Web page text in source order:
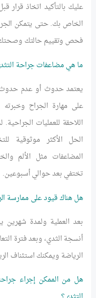
عليك بالتأكيد اتخاذ قرار
الخاص بك. حتى يتمكن
فحص وتقييم حالتك وصحتك
ما هي مضاعفات جراحة
يعتمد حدوث أو عدم حدوث
على مهارة الجراح وخبرته
اللاحقة للعمليات
الحل الأكثر موثوقية
المضاعفات مثل الألم
تختفي بعد حوالي أسبوعين.
هل هناك قيود على ممارسة
بعد العملية ولمدة
أنسجة الثدي، وبعد فترة
الرياضة ويمكنك استئناف
هل من الممكن إجراء